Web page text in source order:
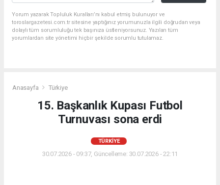
Yorum yazarak Topluluk Kuralları’nı kabul etmiş bulunuyor ve
toroslargazetesi.com.tr sitesine yaptığınız yorumunuzla ilgili doğrudan veya
dolaylı tüm sorumluluğu tek başınıza üstleniyorsunuz. Yazılan tüm
yorumlardan site yönetimi hiçbir şekilde sorumlu tutulamaz.
Anasayfa Türkiye
15. Başkanlık Kupası Futbol
Turnuvası sona erdi
TÜRKIYE
30.07.2026 - 09:37, Güncelleme: 30.07.2026 - 22:11